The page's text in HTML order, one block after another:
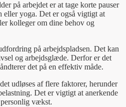
på arbejdet er at tage korte pauser
eller yoga. Det er også vigtigt at
kolleger om dine behov og
på arbejdspladsen. Det kan
og arbejdsglæde. Derfor er det
det på en effektiv måde.
udløses af flere faktorer, herunder
Det er vigtigt at anerkende
vækst.